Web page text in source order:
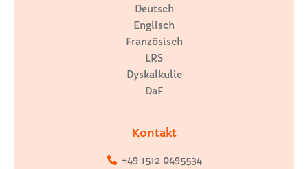
Deutsch
Englisch
Französisch
LRS
Dyskalkulie
DaF
Kontakt
+49 1512 0495534